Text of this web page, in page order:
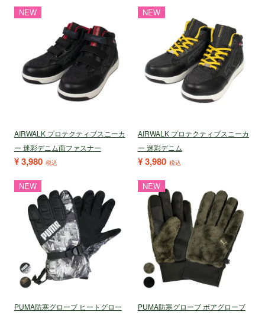
NEW
AIRWALK プロテクティブスニーカ
ー 迷彩デニム面ファスナー
¥3,980 税込
NEW
AIRWALK プロテクティブスニーカ
ー 迷彩デニム
¥3,980 税込
NEW
PUMA防寒グローブ ヒートグロー
NEW
PUMA防寒グローブ ボアグローブ